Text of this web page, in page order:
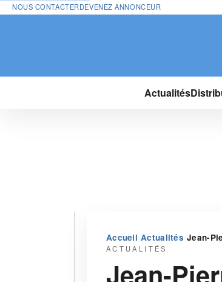
NOUS CONTACTERDEVENEZ ANNONCEUR
Actualités
Accueil›Actualités›Jean-
ACTUALITÉS
Jean-